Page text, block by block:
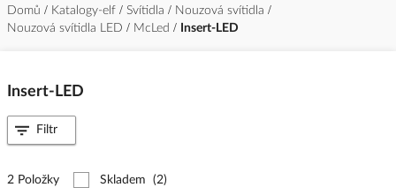
Domů Katalogy-elf Svítidla
Nouzová svítidla
Nouzová svítidla LED
McLed Insert-LED
Insert-LED
2 Položky Skladem (2)
Filtr